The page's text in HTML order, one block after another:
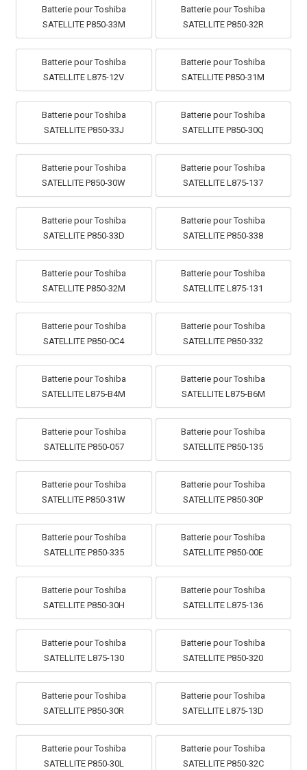
Batterie pour Toshiba
SATELLITE P850-33M
Batterie pour Toshiba
SATELLITE P850-32R
Batterie pour Toshiba
SATELLITE L875-12V
Batterie pour Toshiba
SATELLITE P850-31M
Batterie pour Toshiba
SATELLITE P850-33J
Batterie pour Toshiba
SATELLITE P850-30Q
Batterie pour Toshiba
SATELLITE P850-30W
Batterie pour Toshiba
SATELLITE L875-137
Batterie pour Toshiba
SATELLITE P850-33D
Batterie pour Toshiba
SATELLITE P850-338
Batterie pour Toshiba
SATELLITE P850-32M
Batterie pour Toshiba
SATELLITE L875-131
Batterie pour Toshiba
SATELLITE P850-0C4
Batterie pour Toshiba
SATELLITE P850-332
Batterie pour Toshiba
SATELLITE L875-B4M
Batterie pour Toshiba
SATELLITE L875-B6M
Batterie pour Toshiba
SATELLITE P850-057
Batterie pour Toshiba
SATELLITE P850-135
Batterie pour Toshiba
SATELLITE P850-31W
Batterie pour Toshiba
SATELLITE P850-30P
Batterie pour Toshiba
SATELLITE P850-335
Batterie pour Toshiba
SATELLITE P850-00E
Batterie pour Toshiba
SATELLITE P850-30H
Batterie pour Toshiba
SATELLITE L875-136
Batterie pour Toshiba
SATELLITE L875-130
Batterie pour Toshiba
SATELLITE P850-320
Batterie pour Toshiba
SATELLITE P850-30R
Batterie pour Toshiba
SATELLITE L875-13D
Batterie pour Toshiba
SATELLITE P850-30L
Batterie pour Toshiba
SATELLITE P850-32C